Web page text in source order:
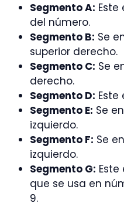
Segmento A:
del número.
Segmento B: Se
superior derecho.
Segmento C: Se
derecho.
Segmento D: Este
Segmento E: Se
izquierdo.
Segmento F: Se
izquierdo.
Segmento G:
que se usa en
9.